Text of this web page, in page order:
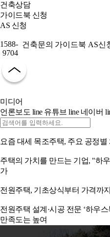
건축상담
가이드북 신청
AS 신청
1588-
9704
건축문의 가이드북 AS신
미디어
언론보도 line 유튜브 line 네이버
요즘 대세 목조주택, 주요 공정별
주택의 가치를 만드는 기업, "하
가
전원주택, 기초상식부터 가격까
전원주택 설계·시공 전문 ‘하우
만족도는 높여